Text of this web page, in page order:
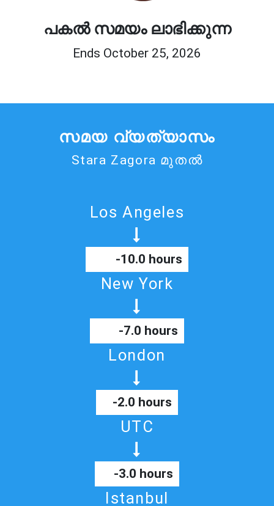
പകൽ സമയം ലാഭിക്കുന്ന
Ends October 25, 2026
സമയ വ്യത്യാസം
Stara Zagora മുതൽ
Los Angeles
-10.0 hours
New York
-7.0 hours
London
-2.0 hours
UTC
-3.0 hours
Istanbul